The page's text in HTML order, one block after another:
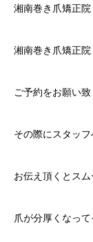
湘南巻き爪矯正
湘南巻き爪矯正
ご予約をお願い致
その際にスタッ
お伝え頂くとス
爪が分厚くなっ